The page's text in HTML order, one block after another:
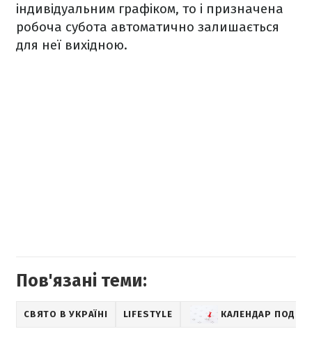
індивідуальним графіком, то і призначена
робоча субота автоматично залишається
для неї вихідною.
Пов'язані теми:
СВЯТО В УКРАЇНІ LIFESTYLE КАЛЕНДАР ПОДІЙ